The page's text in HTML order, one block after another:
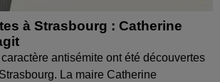
à Strasbourg : Catherine
antisémite ont été découvertes
La maire Catherine